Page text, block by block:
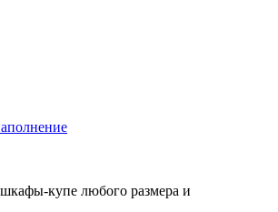
купе любого размера и